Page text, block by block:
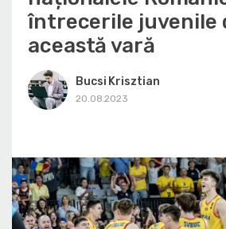
întrecerile juvenile
această vară
Bucsi Krisztian
20.08.2023